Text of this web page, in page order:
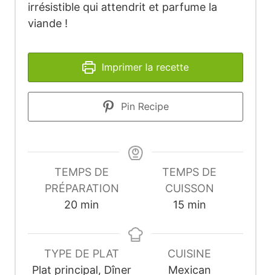
irrésistible qui attendrit et parfume la
viande !
Imprimer la recette
Pin Recipe
TEMPS DE
PRÉPARATION
20minutes
min
TEMPS DE
CUISSON
15minutes
min
TYPE DE PLAT
Plat principal, Dîner
CUISINE
Mexican